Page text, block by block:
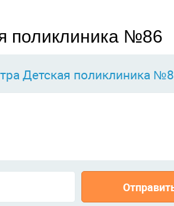
поликлиника №86
Детская поликлиника